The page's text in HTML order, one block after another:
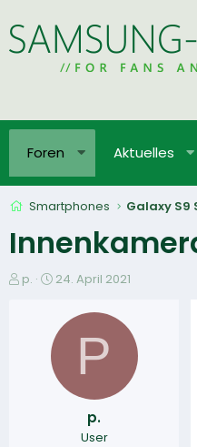
Foren Aktuelles
Smartphones Galaxy S9
E
p.
E
t
24. April 2021
P
p.
User